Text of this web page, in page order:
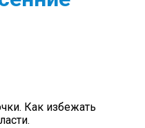
Как избежать